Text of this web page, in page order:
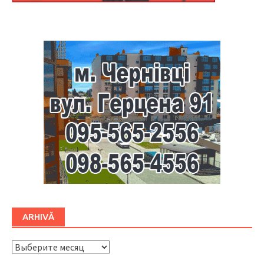
ARHIVĂ
ARHIVĂ